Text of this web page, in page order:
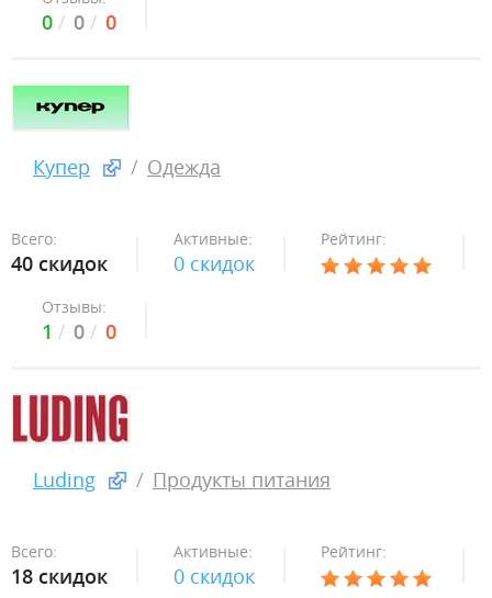
0 0 0
Купер Одежда
Всего:
40 скидок
Активные:
0 скидок
Рейтинг:
Отзывы:
1 0 0
Luding Продукты питания
Всего:
18 скидок
Активные:
0 скидок
Рейтинг: